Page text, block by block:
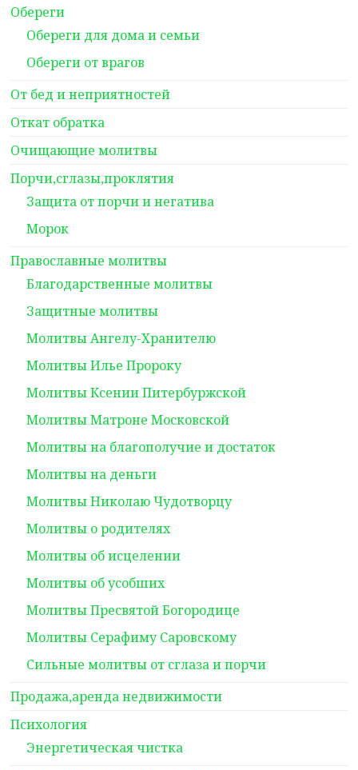
Обереги
Обереги для дома и семьи
Обереги от врагов
От бед и неприятностей
Откат обратка
Очищающие молитвы
Порчи,сглазы,проклятия
Защита от порчи и негатива
Морок
Православные молитвы
Благодарственные молитвы
Защитные молитвы
Молитвы Ангелу-Хранителю
Молитвы Илье Пророку
Молитвы Ксении Питербуржской
Молитвы Матроне Московской
Молитвы на благополучие и достаток
Молитвы на деньги
Молитвы Николаю Чудотворцу
Молитвы о родителях
Молитвы об исцелении
Молитвы об усобших
Молитвы Пресвятой Богородице
Молитвы Серафиму Саровскому
Сильные молитвы от сглаза и порчи
Продажа,аренда недвижимости
Психология
Энергетическая чистка